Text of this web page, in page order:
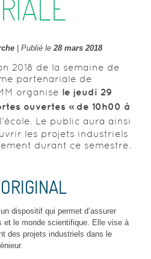
| Publié le28 mars 2018
2018 de la semaine de
partenariale de
organise le jeudi 29
ouvertes » de 10h00 à
Le public aura ainsi
les projets industriels
durant ce semestre.
dispositif qui permet d’assurer
et le monde scientifique. Elle vise à
des projets industriels dans le